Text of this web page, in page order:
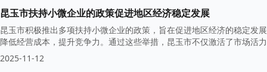
昆玉市扶持小微企业的政策促进地区经济稳定发展
昆玉市积极推出多项扶持小微企业的政策，旨在促进地区经济的稳定发
降低经营成本，提升竞争力。通过这些举措，昆玉市不仅激活了市场活
2025-11-12